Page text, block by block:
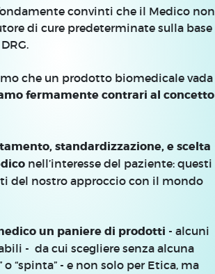
convinti che il Medico non
di cure predeterminate sulla base
che un prodotto biomedicale vada
fermamente contrari al concetto
standardizzazione, e scelta
nell’interesse del paziente: questi
del nostro approccio con il mondo
un paniere di prodotti - alcuni
- da cui scegliere senza alcuna
o “spinta” - e non solo per Etica, ma